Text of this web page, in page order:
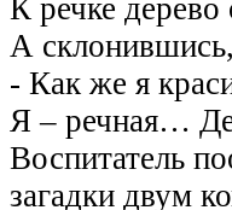
К речке дерево
А
- Как же я
Я – речная…
Воспитатель
загадки двум